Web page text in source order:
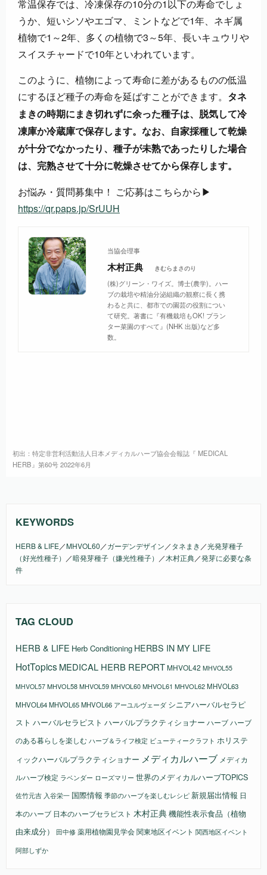
常温保存では、冷凍保存の10分の1以下の寿命でしょ
うか、短いシソやエゴマ、ミントなどで1年、ネギ属
植物で1～2年、多くの植物で3～5年、長いキュウリや
スイスチャードで10年といわれています。
このように、植物によって寿命に差があるものの低温
にするほど種子の寿命を延ばすことができます。
タネ
まきの時期にまき切れずに余った種子は、脱気して冷
凍庫か冷蔵庫で保存します。なお、自家採種して乾燥
が十分でなかったり、種子が未熟であったりした場合
は、完熟させて十分に乾燥させてから保存します。
お悩み・質問募集中！ ご応募はこちらから▶
https://qr.paps.jp/SrUUH
当協会理事
木村正典 きむらまさのり
(株)グリーン・ワイズ。博士(農学)。ハー
ブの栽培や精油分泌組織の観察に長く携
わると共に、都市での園芸の役割につい
て研究。著書に『有機栽培もOK! プラン
ター菜園のすべて』(NHK 出版)など多
数。
初出：特定非営利活動法人日本メディカルハーブ協会会報誌『 MEDICAL
HERB』第60号 2022年6月
KEYWORDS
HERB & LIFE／MHVOL60 ／ガーデンデザイン ／タネまき ／光発芽種子
（好光性種子） ／暗発芽種子（嫌光性種子） ／木村正典／発芽に必要な条
件
TAG CLOUD
HERB & LIFE Herb Conditioning HERBS IN MY LIFE
HotTopics MEDICAL HERB REPORTMHVOL42 MHVOL55
MHVOL57 MHVOL58 MHVOL59 MHVOL60 MHVOL61 MHVOL62MHVOL63
MHVOL64MHVOL65MHVOL66 アーユルヴェーダ シニアハーバルセラピ
スト ハーバルセラピスト ハーバルプラクティショナー ハーブハーブ
のある暮らしを楽しむ ハーブ＆ライフ検定 ビューティークラフト ホリステ
ィックハーバルプラクティショナー メディカルハーブ メディカ
ルハーブ検定 ラベンダー ローズマリー 世界のメディカルハーブTOPICS
佐竹元吉 入谷栄一 国際情報 季節のハーブを楽しむレシピ 新規届出情報 日
本のハーブ 日本のハーブセラピスト 木村正典機能性表示食品（植物
由来成分）
田中修 薬用植物園見学会関東地区イベント 関西地区イベント
阿部しずか